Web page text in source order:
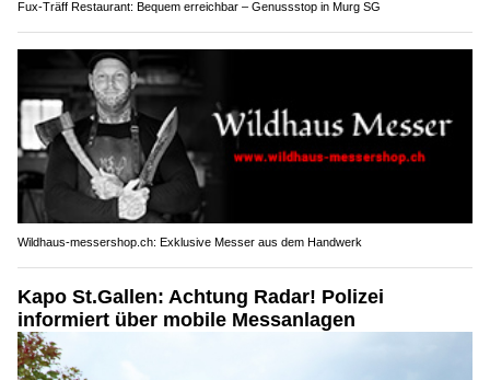
Fux-Träff Restaurant: Bequem erreichbar – Genussstop in Murg SG
Wildhaus-messershop.ch: Exklusive Messer aus dem Handwerk
Kapo St.Gallen: Achtung Radar! Polizei
informiert über mobile Messanlagen